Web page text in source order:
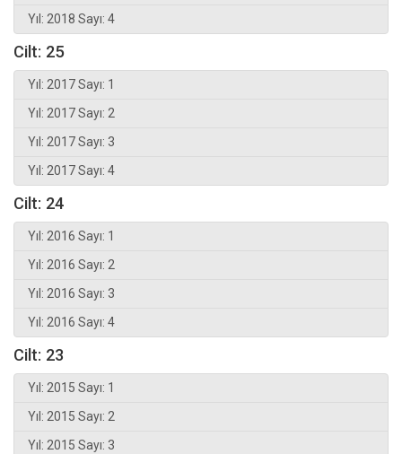
Yıl: 2018 Sayı: 4
Cilt: 25
Yıl: 2017 Sayı: 1
Yıl: 2017 Sayı: 2
Yıl: 2017 Sayı: 3
Yıl: 2017 Sayı: 4
Cilt: 24
Yıl: 2016 Sayı: 1
Yıl: 2016 Sayı: 2
Yıl: 2016 Sayı: 3
Yıl: 2016 Sayı: 4
Cilt: 23
Yıl: 2015 Sayı: 1
Yıl: 2015 Sayı: 2
Yıl: 2015 Sayı: 3